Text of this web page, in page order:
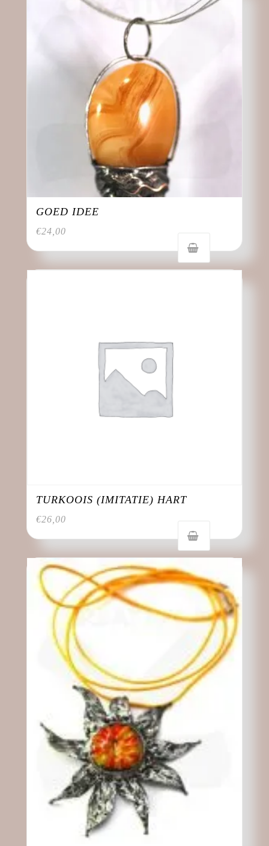
GOED IDEE
€24,00
TURKOOIS (IMITATIE) HART
€26,00